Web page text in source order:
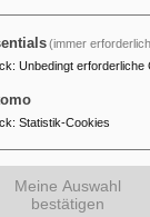
SIS18
abweichenden
extrahieren.
des anderen
wieder
Mehr »
(immer
: Unbedingt erforderliche
: Statistik-Cookies
Meine Auswahl
bestätigen